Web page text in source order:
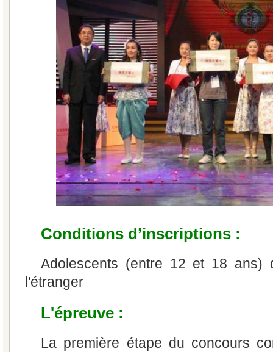
Conditions d’inscriptions :
Adolescents (entre 12 et 18 ans)
l'étranger
L'épreuve :
La première étape du concours